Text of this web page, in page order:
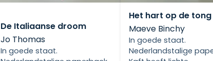
De Italiaanse droom
Jo Thomas
In goede staat.
Het hart op de tong
Maeve Binchy
In goede staat.
Nederlandstalige